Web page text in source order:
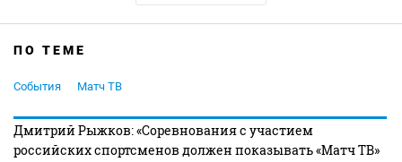
ПО ТЕМЕ
События Матч ТВ
Дмитрий Рыжков: «Соревнования с участием
российских спортсменов должен показывать «Матч ТВ»